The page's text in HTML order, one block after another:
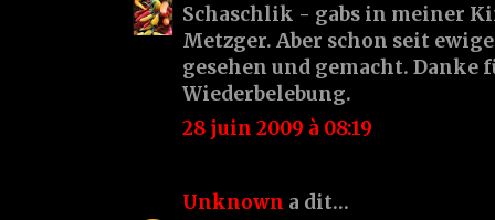
Schaschlik - gabs in meiner
Metzger. Aber schon seit
gesehen und gemacht. Danke
Wiederbelebung.
28 juin 2009 à 08:19
Unknown a dit…